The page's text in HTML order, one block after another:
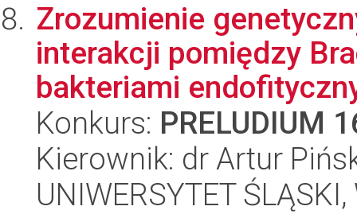
Zrozumienie
interakcji pomiędzy
bakteriami
Konkurs: PRELUDIUM
Kierownik: dr Artur
UNIWERSYTET